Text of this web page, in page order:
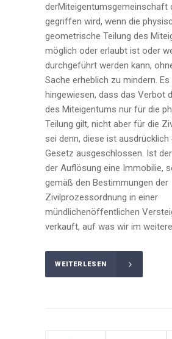
derMiteigentumsgemeinschaft
gegriffen wird, wenn die
geometrische Teilung des
möglich oder erlaubt ist oder
durchgeführt werden kann,
Sache erheblich zu mindern.
hingewiesen, dass das Verbot
des Miteigentums nur für die
Teilung gilt, nicht aber für die
sei denn, diese ist ausdrücklich
Gesetz ausgeschlossen. Ist
der Auflösung eine Immobilie,
gemäß den Bestimmungen der
Zivilprozessordnung in einer
mündlichenöffentlichen
verkauft, auf was wir im
WEITERLESEN